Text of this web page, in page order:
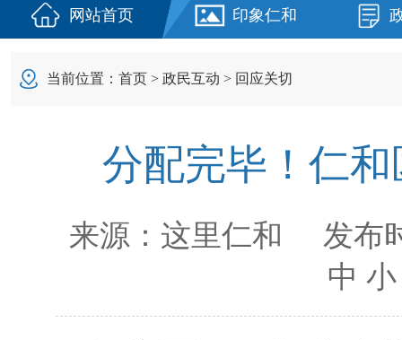
网站首页 印象仁和
当前位置： 首页 > 政民互动 > 回应关切
分配完毕！仁
来源： 这里仁和 发布
中 小